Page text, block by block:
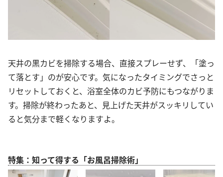
天井の黒カビを掃除する場合、直接スプレーせず、「塗っ
て落とす」のが安心です。気になったタイミングでさっと
リセットしておくと、浴室全体のカビ予防にもつながりま
す。掃除が終わったあと、見上げた天井がスッキリしてい
ると気分まで軽くなりますよ。
特集：知って得する「お風呂掃除術」